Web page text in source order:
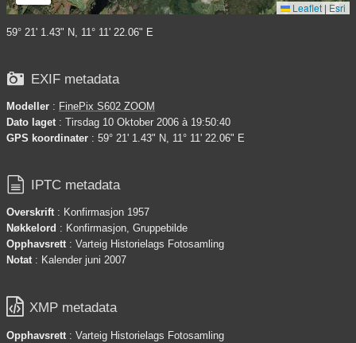
Leaflet | Esri
59° 21' 1.43" N, 11° 11' 22.06" E
 EXIF metadata
Modeller : FinePix S602 ZOOM
Dato laget: Tirsdag 10 Oktober 2006 à 19:50:40
GPS koordinater : 59° 21' 1.43" N, 11° 11' 22.06" E
 IPTC metadata
Overskrift: Konfirmasjon 1957
Nøkkelord : Konfirmasjon, Gruppebilde
Opphavsrett: Varteig Historielags Fotosamling
Notat: Kalender juni 2007
 XMP metadata
Opphavsrett: Varteig Historielags Fotosamling